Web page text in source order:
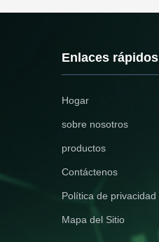
Enlaces rápidos
Hogar
sobre nosotros
productos
Contáctenos
Política de privacidad
Mapa del Sitio